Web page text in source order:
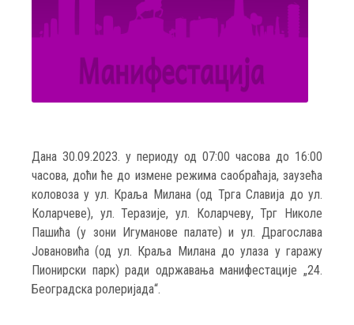
Дана 30.09.2023. у периоду од 07:00 часова до 16:00
часова, доћи ће до измене режима саобраћаја, заузећа
коловоза у ул. Краља Милана (од Трга Славија до ул.
Коларчеве), ул. Теразије, ул. Коларчеву, Трг Николе
Пашића (у зони Игуманове палате) и ул. Драгослава
Јовановића (од ул. Краља Милана до улаза у гаражу
Пионирски парк) ради одржавања манифестације „24.
Београдска ролеријада“.